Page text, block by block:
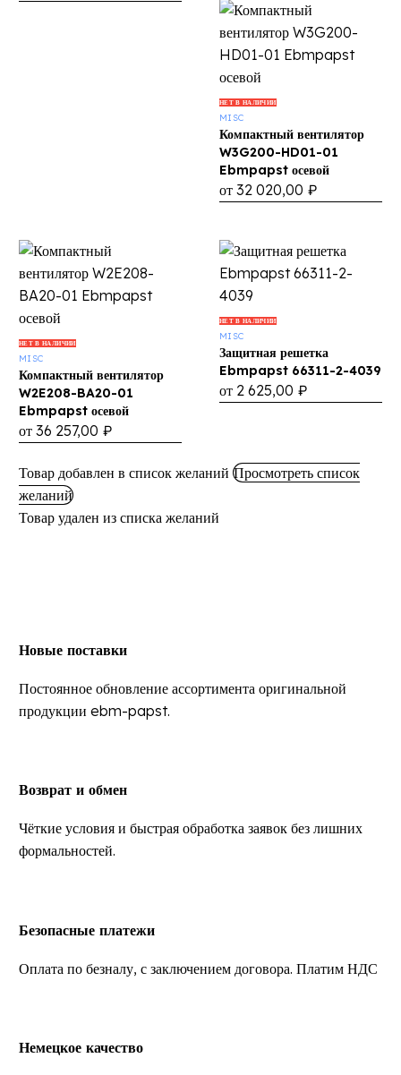
Компактный
вентилятор
W3G200-
HD01-
01
НЕТ В НАЛИЧИИ
MISC
Компактный вентилятор
W3G200-HD01-01
Ebmpapst осевой
от 32 020,00 ₽
Компактный
вентилятор
W2E208-
BA20-
01
осевой
НЕТ В НАЛИЧИИ
MISC
Компактный вентилятор
W2E208-BA20-01
Ebmpapst осевой
от 36 257,00 ₽
Защитная
решетка
Ebmpapst
66311-
2-
НЕТ В НАЛИЧИИ
MISC
Защитная решетка
Ebmpapst 66311-2-4039
от 2 625,00 ₽
Товар добавлен в список желаний Просмотреть список
желаний
Товар удален из списка желаний
Новые поставки
Постоянное обновление ассортимента оригинальной
продукции ebm-papst.
Возврат и обмен
Чёткие условия и быстрая обработка заявок без лишних
формальностей.
Безопасные платежи
Оплата по безналу, с заключением договора. Платим НДС
Немецкое качество